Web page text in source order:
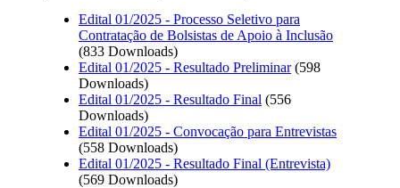
Edital 01/2025 - Processo Seletivo para
Contratação de Bolsistas de Apoio à Inclusão
(833 Downloads)
Edital 01/2025 - Resultado Preliminar (598
Downloads)
Edital 01/2025 - Resultado Final (556
Downloads)
Edital 01/2025 - Convocação para Entrevistas
(558 Downloads)
Edital 01/2025 - Resultado Final (Entrevista)
(569 Downloads)